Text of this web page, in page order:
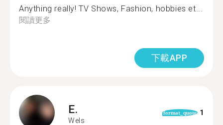
Anything really! TV Shows, Fashion, hobbies et...
閱讀更多
下載APP
E.
Wels
format_quote 1